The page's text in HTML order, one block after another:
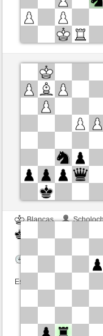
Negras
Blancas
Tiempo: 20 minutes/
Esta partida es por puntos
Blancas
Tiempo: 20 minutes/
Esta partida es por puntos